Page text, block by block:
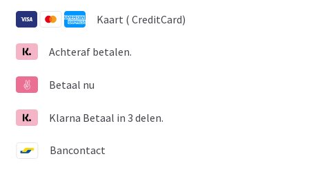
Kaart ( CreditCard)
Achteraf betalen.
Betaal nu
Klarna Betaal in 3 delen.
Bancontact